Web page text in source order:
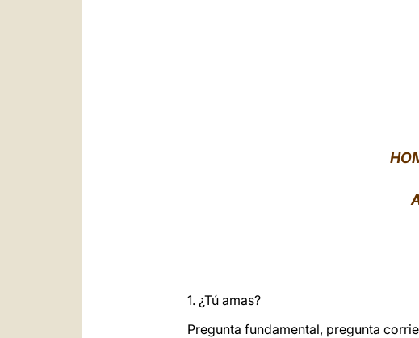
1. ¿Tú amas?
Pregunta fundamental, pregunta